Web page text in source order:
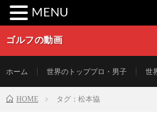
ゴルフの動画
ホーム 世界のトッププロ・男子 世
HOME タグ：松本協
MENU